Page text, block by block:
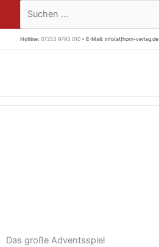
springen
Suchen …
Hotline: 07253 9793 010 • E-Mail: info(at)horn-verlag.de
Das große Adventsspiel